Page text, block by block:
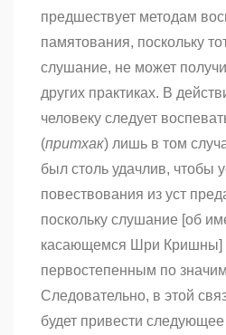
предшествует методам
памятования, поскольку
слушание, не может
других практиках. В
человеку следует
(притхак) лишь в том
был столь удачлив, чтобы
повествования из уст
поскольку слушание [об
касающемся Шри Кришны]
первостепенным по
Следовательно, в этой
будет привести